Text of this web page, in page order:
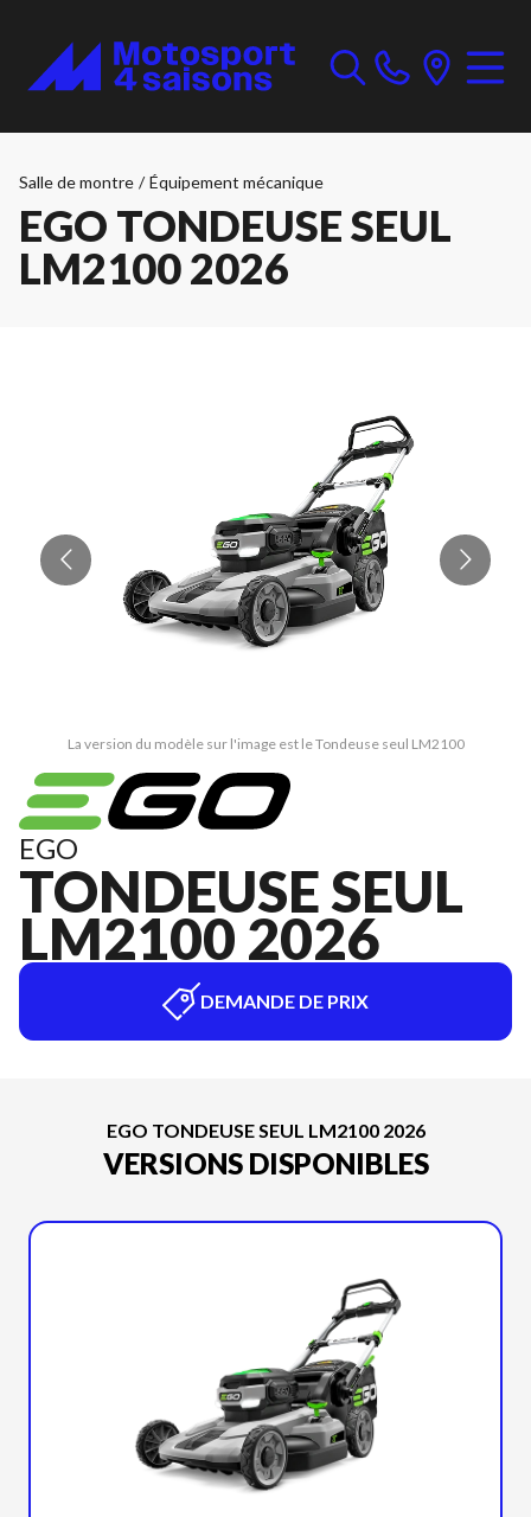
Salle de montre / Équipement mécanique
EGO TONDEUSE SEUL
LM2100 2026
La version du modèle sur l'image est le Tondeuse seul LM2100
EGO
TONDEUSE SEUL
LM2100 2026
DEMANDE DE PRIX
EGO TONDEUSE SEUL LM2100 2026
VERSIONS DISPONIBLES